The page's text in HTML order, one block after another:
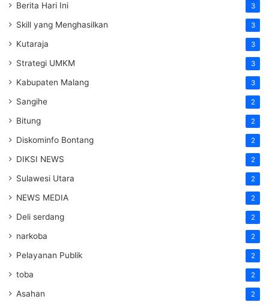
Berita Hari Ini 3
Skill yang Menghasilkan 3
Kutaraja 3
Strategi UMKM 3
Kabupaten Malang 3
Sangihe 2
Bitung 2
Diskominfo Bontang 2
DIKSI NEWS 2
Sulawesi Utara 2
NEWS MEDIA 2
Deli serdang 2
narkoba 2
Pelayanan Publik 2
toba 2
Asahan 2